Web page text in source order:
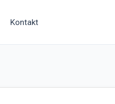
Kontakt